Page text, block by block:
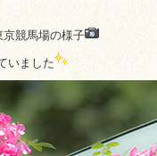
競馬場の様子
いました